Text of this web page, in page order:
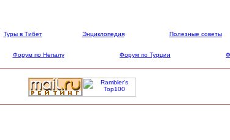
Туры в Тибет Энциклопедия Полезные советы
Форум по Непалу Форум по Турции